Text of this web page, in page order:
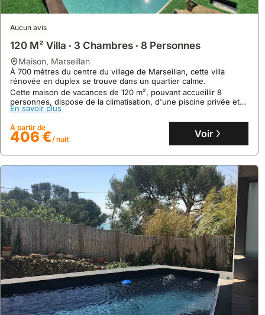
10 2 avis
De Plain-pied Jardin
maison,Sète
Georges Brassens.
Profitez de 4 chambres, 2 salles de bain, un jardin, un deck, un
patio, le WiFi gratuit, la climatisation et un parking, pour une
capacité de 8 personnes dans cette location de vacances.
En savoir plus
À partir de
296 €/ nuit Voir
Aucun avis
120 M² Villa ∙ 3 Chambres ∙ 8 Personnes
maison, Marseillan
À 700 mètres du centre du village de Marseillan, cette villa
rénovée en duplex se trouve dans un quartier calme.
Cette maison de vacances de 120 m², pouvant accueillir 8
personnes, dispose de la climatisation, d'une piscine privée et
d'un jardin arboré avec barbecue.
En savoir plus
À partir de
406 €/ nuit Voir